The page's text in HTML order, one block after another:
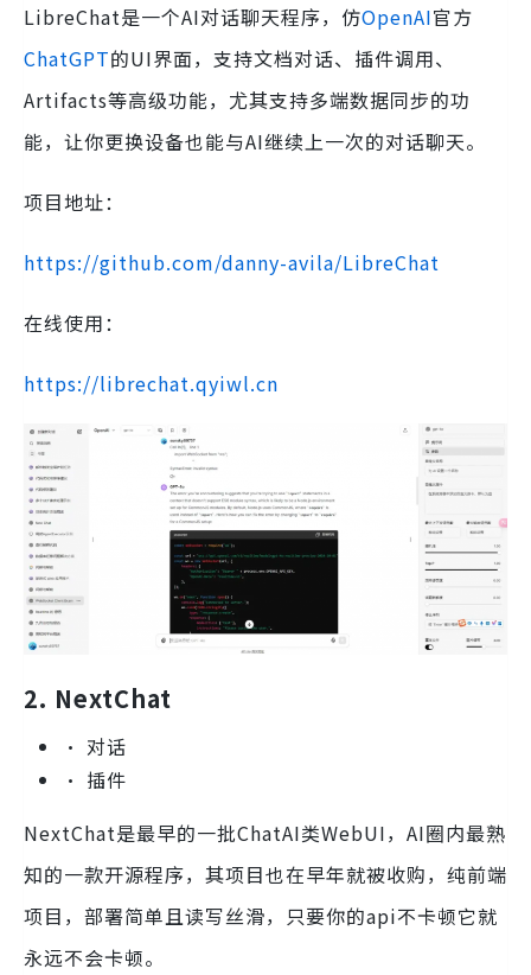
LibreChat是一个AI对话聊天程序，仿OpenAI官方
ChatGPT的UI界面，支持文档对话、插件调用、
Artifacts等高级功能，尤其支持多端数据同步的功
能，让你更换设备也能与AI继续上一次的对话聊天。
项目地址：
https://github.com/danny-avila/LibreChat
在线使用：
https://librechat.qyiwl.cn
2. NextChat
• 对话
• 插件
NextChat是最早的一批ChatAI类WebUI，AI圈内最熟
知的一款开源程序，其项目也在早年就被收购，纯前端
项目，部署简单且读写丝滑，只要你的api不卡顿它就
永远不会卡顿。